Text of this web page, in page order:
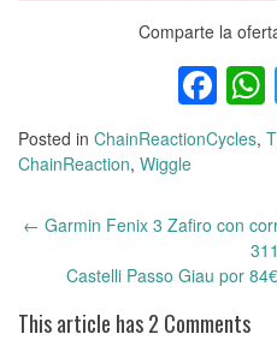
Comparte la
Posted in ChainReactionCycles,
ChainReaction, Wiggle
navigation
← Garmin Fenix 3 Zafiro con
Castelli Passo Giau por
This article has 2 Comments